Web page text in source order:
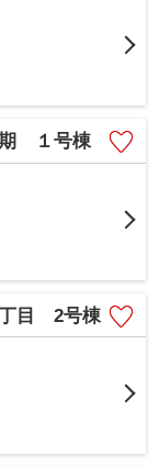
期 １号棟
丁目 2号棟